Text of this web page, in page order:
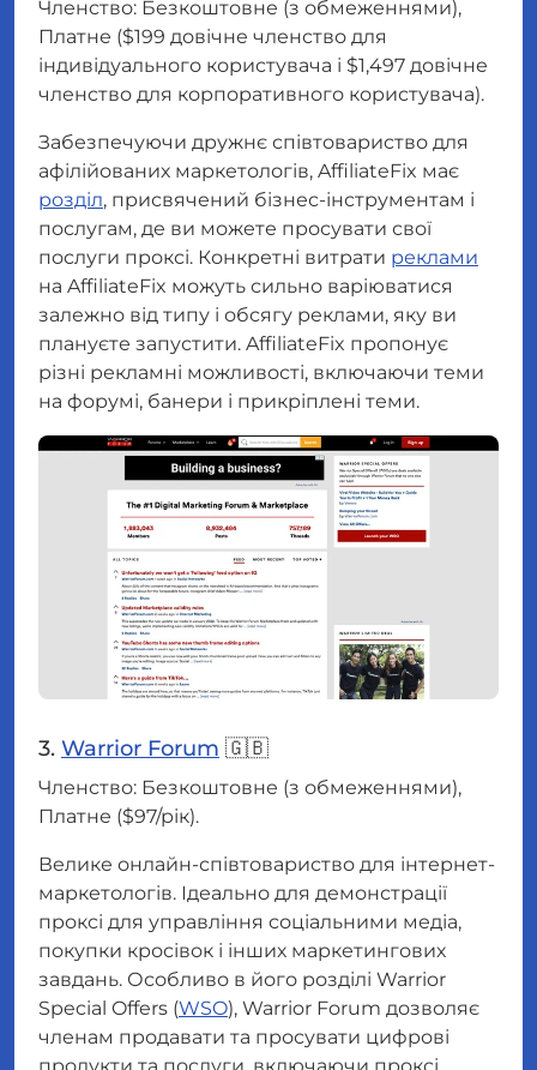
Членство: Безкоштовне (з обмеженнями),
Платне ($199 довічне членство для
індивідуального користувача і $1,497 довічне
членство для корпоративного користувача).
Забезпечуючи дружнє співтовариство для
афілійованих маркетологів, AffiliateFix має
розділ, присвячений бізнес-інструментам і
послугам, де ви можете просувати свої
послуги проксі. Конкретні витрати реклами
на AffiliateFix можуть сильно варіюватися
залежно від типу і обсягу реклами, яку ви
плануєте запустити. AffiliateFix пропонує
різні рекламні можливості, включаючи теми
на форумі, банери і прикріплені теми.
3. Warrior Forum 🇬🇧
Членство: Безкоштовне (з обмеженнями),
Платне ($97/рік).
Велике онлайн-співтовариство для інтернет-
маркетологів. Ідеально для демонстрації
проксі для управління соціальними медіа,
покупки кросівок і інших маркетингових
завдань. Особливо в його розділі Warrior
Special Offers (WSO), Warrior Forum дозволяє
членам продавати та просувати цифрові